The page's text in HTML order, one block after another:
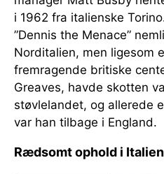
i 1962 fra italienske
”Dennis the Menace”
Norditalien, men ligesom
fremragende britiske
Greaves, havde skotten
støvlelandet, og allerede
var han tilbage i England.
Rædsomt ophold i Italien